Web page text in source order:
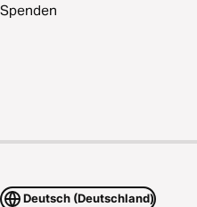
Spenden
Deutsch (Deutschland)